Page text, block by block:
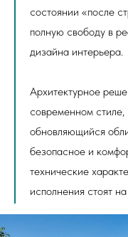
состоянии «после
полную свободу в
дизайна интерьера.
Архитектурное
современном
обновляющийся
безопасное и
технические
исполнения стоят